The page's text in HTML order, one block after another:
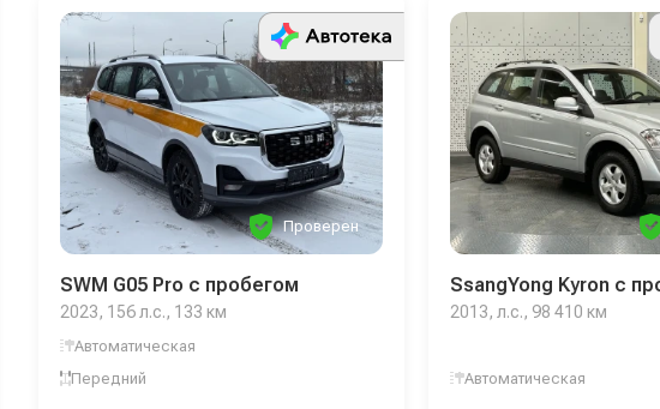
Проверен
SWM G05 Pro с пробегом
2023, 156 л.с., 133 км
Автоматическая
Передний
SsangYong Kyron с
2013, л.с., 98 410 км
Автоматическая